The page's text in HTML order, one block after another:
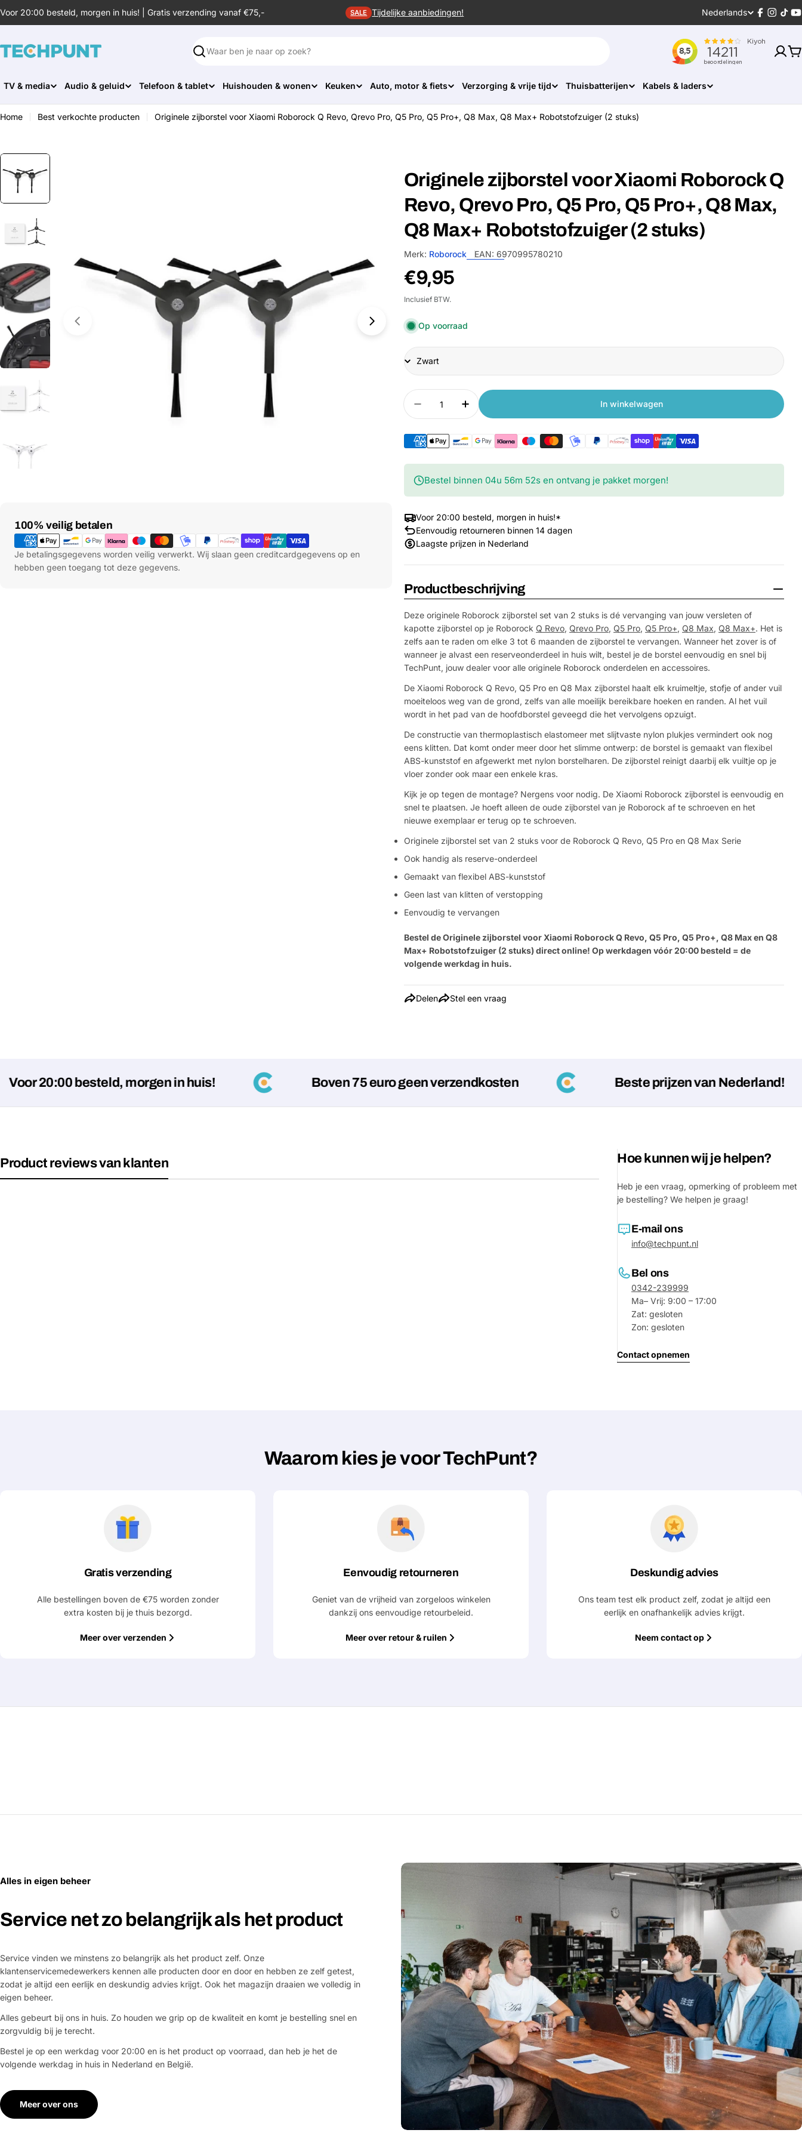
naar
inhoud
Voor 20:00 besteld, morgen in huis! | Gratis verzending vanaf €75,- SALE Tijdelijke aanbiedingen! Taal
Nederlands
Facebook
Zoeken
TV & media Audio & geluid Telefoon & tablet Huishouden & wonen Keuken Auto, motor & fiets Verzorging & vrije tijd Thuisbatterijen Kabels & laders
Home Best verkochte producten Originele zijborstel voor Xiaomi Roborock Q Revo, Qrevo Pro, Q5 Pro, Q5 Pro+, Q8 Max, Q8 Max+ Robotstofzuiger (2 stuks)
Media 1 openen in venster Media 2
100% veilig betalen
Betaalmethoden
Je betalingsgegevens worden veilig verwerkt. Wij slaan geen creditcardgegevens op en
hebben geen toegang tot deze gegevens.
Originele zijborstel voor Xiaomi Roborock Q
Revo, Qrevo Pro, Q5 Pro, Q5 Pro+, Q8 Max,
Q8 Max+ Robotstofzuiger (2 stuks)
Merk: Roborock EAN: 6970995780210
Normale
prijs
€9,95
Inclusief BTW.
Op voorraad
Title
Aantal
Aantal verlagen voor Originele zijborstel voor Xiaomi Roborock Q Revo,
Aantal verhogen voor Originele zijborstel voor Xiaomi Roborock
In winkelwagen
Bestel binnen 04u 56m 51sen ontvang je pakket morgen!
Voor 20:00 besteld, morgen in huis!*
Eenvoudig retourneren binnen 14 dagen
Laagste prijzen in Nederland
Productbeschrijving
Deze originele Roborock zijborstel set van 2 stuks is dé vervanging van jouw versleten of
kapotte zijborstel op je Roborock Q Revo, Qrevo Pro, Q5 Pro, Q5 Pro+, Q8 Max, Q8 Max+. Het is
zelfs aan te raden om elke 3 tot 6 maanden de zijborstel te vervangen. Wanneer het zover is of
wanneer je alvast een reserveonderdeel in huis wilt, bestel je de borstel eenvoudig en snel bij
TechPunt, jouw dealer voor alle originele Roborock onderdelen en accessoires.
De Xiaomi Roborock Q Revo, Q5 Pro en Q8 Max zijborstel haalt elk kruimeltje, stofje of ander vuil
moeiteloos weg van de grond, zelfs van alle moeilijk bereikbare hoeken en randen. Al het vuil
wordt in het pad van de hoofdborstel geveegd die het vervolgens opzuigt.
De constructie van thermoplastisch elastomeer met slijtvaste nylon plukjes vermindert ook nog
eens klitten. Dat komt onder meer door het slimme ontwerp: de borstel is gemaakt van flexibel
ABS-kunststof en afgewerkt met nylon borstelharen. De zijborstel reinigt daarbij elk vuiltje op je
vloer zonder ook maar een enkele kras.
Kijk je op tegen de montage? Nergens voor nodig. De Xiaomi Roborock zijborstel is eenvoudig en
snel te plaatsen. Je hoeft alleen de oude zijborstel van je Roborock af te schroeven en het
nieuwe exemplaar er terug op te schroeven.
Originele zijborstel set van 2 stuks voor de Roborock Q Revo, Q5 Pro en Q8 Max Serie
Ook handig als reserve-onderdeel
Gemaakt van flexibel ABS-kunststof
Geen last van klitten of verstopping
Eenvoudig te vervangen
Bestel de Originele zijborstel voor Xiaomi Roborock Q Revo, Q5 Pro, Q5 Pro+, Q8 Max en Q8
Max+ Robotstofzuiger (2 stuks) direct online! Op werkdagen vóór 20:00 besteld = de
volgende werkdag in huis.
Delen
Deel dit product
Stel een vraag
email
besteld, morgen in huis! Boven 75 euro geen verzendkosten Beste prijzen van Nederland!
Product reviews van klanten Hoe kunnen wij je helpen?
Heb je een vraag, opmerking of probleem met
je bestelling? We helpen je graag!
E-mail ons
info@techpunt.nl
Bel ons
0342-239999
Ma– Vrij: 9:00 – 17:00
Zat: gesloten
Zon: gesloten
Contact opnemen
Waarom kies je voor TechPunt?
Gratis verzending
Alle bestellingen boven de €75 worden zonder
extra kosten bij je thuis bezorgd.
Meer over verzenden
Eenvoudig retourneren
Geniet van de vrijheid van zorgeloos winkelen
dankzij ons eenvoudige retourbeleid.
Meer over retour & ruilen
Deskundig advies
Ons team test elk product zelf, zodat je altijd een
eerlijk en onafhankelijk advies krijgt.
Neem contact op
Alles in eigen beheer
Service net zo belangrijk als het product
Service vinden we minstens zo belangrijk als het product zelf. Onze
klantenservicemedewerkers kennen alle producten door en door en hebben ze zelf getest,
zodat je altijd een eerlijk en deskundig advies krijgt. Ook het magazijn draaien we volledig in
eigen beheer.
Alles gebeurt bij ons in huis. Zo houden we grip op de kwaliteit en komt je bestelling snel en
zorgvuldig bij je terecht.
Bestel je op een werkdag voor 20:00 en is het product op voorraad, dan heb je het de
volgende werkdag in huis in Nederland en België.
Meer over ons